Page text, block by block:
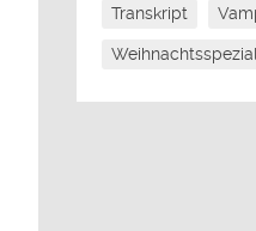
Transkript
Weihnachtsspezial